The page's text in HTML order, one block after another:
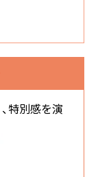
特別感を演